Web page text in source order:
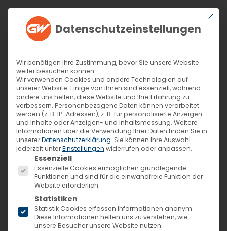
Zum Hauptinhalt springen
Basketballständer – Qualität vom Hersteller
Geschrieben am10. November 2022 .
Mit
Datenschutzeinstellungen
Wir benötigen Ihre Zustimmung, bevor Sie unsere Website
weiter besuchen können.
Wir verwenden Cookies und andere Technologien auf
unserer Website. Einige von ihnen sind essenziell, während
andere uns helfen, diese Website und Ihre Erfahrung zu
verbessern. Personenbezogene Daten können verarbeitet
werden (z. B. IP-Adressen), z. B. für personalisierte Anzeigen
und Inhalte oder Anzeigen- und Inhaltsmessung. Weitere
Informationen über die Verwendung Ihrer Daten finden Sie in
unsererDatenschutzerklärung. Sie können Ihre Auswahl
jederzeit unterEinstellungen widerrufen oder anpassen.
Es folgt eine Liste der Service-Gruppen, für die eine
Essenziell
Essenzielle Cookies ermöglichen grundlegende
Funktionen und sind für die einwandfreie Funktion der
Website erforderlich.
Statistiken
Statistik Cookies erfassen Informationen anonym.
Diese Informationen helfen uns zu verstehen, wie
unsere Besucher unsere Website nutzen.